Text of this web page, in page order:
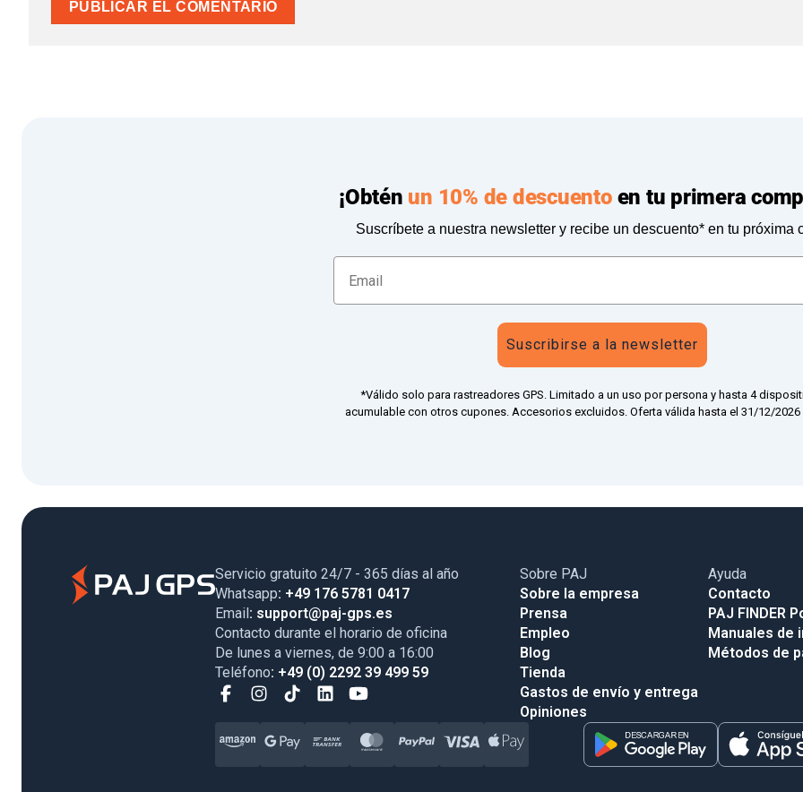
¡Obtén un 10% de descuentoen tu primera
Suscríbete a nuestra newsletter y recibe un descuento* en tu próxima
Suscribirse a la newsletter
*Válido solo para rastreadores GPS. Limitado a un uso por persona y hasta 4
acumulable con otros cupones. Accesorios excluidos. Oferta válida hasta el 31/12/2026
Servicio gratuito 24/7 - 365 días al año
Whatsapp: +49 176 5781 0417
Email : support@paj-gps.es
Contacto durante el horario de oficina
De lunes a viernes, de 9:00 a 16:00
Teléfono: +49 (0) 2292 39 499 59
Sobre PAJ
Sobre la empresa
Prensa
Empleo
Blog
Tienda
Gastos de envío y entrega
Opiniones
Ayuda
Contacto
PAJ FINDER
Manuales de
Métodos de